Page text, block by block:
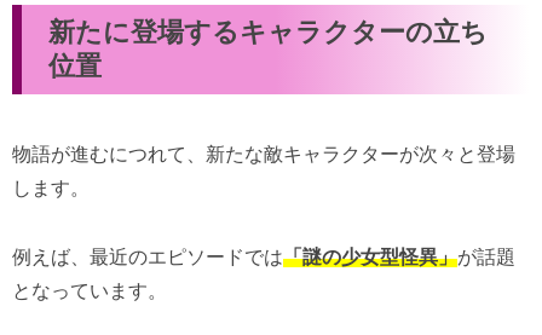
新たに登場するキャラクターの立ち
位置
物語が進むにつれて、新たな敵キャラクターが次々と登場
します。
例えば、最近のエピソードでは「謎の少女型怪異」が話題
となっています。